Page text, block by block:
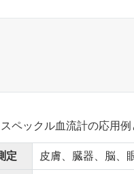
ペックル血流計の応用
定 皮膚、臓器、脳、